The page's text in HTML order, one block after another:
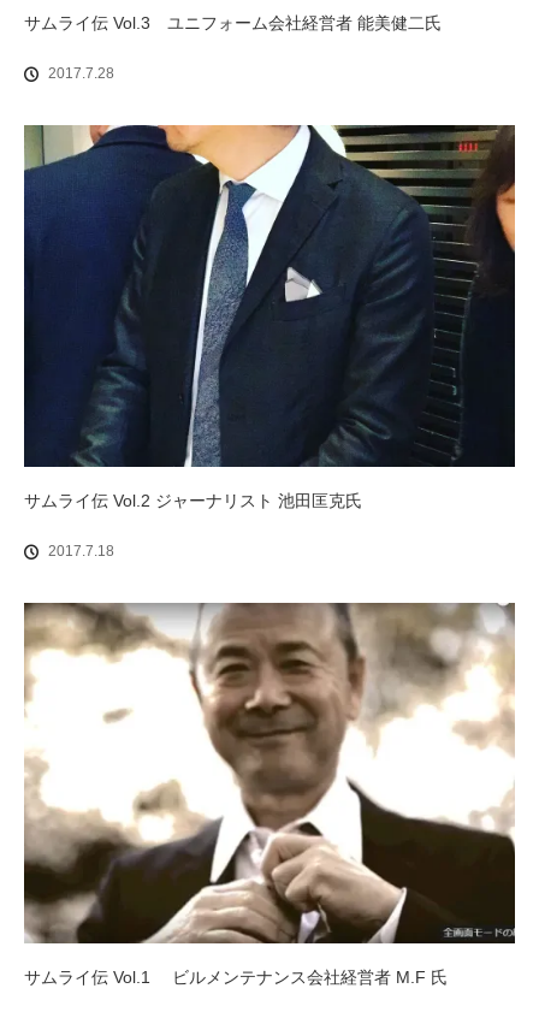
サムライ伝 Vol.3 ユニフォーム会社経営者 能美健二氏
2017.7.28
サムライ伝 Vol.2 ジャーナリスト 池田匡克氏
2017.7.18
サムライ伝 Vol.1 ビルメンテナンス会社経営者 M.F 氏